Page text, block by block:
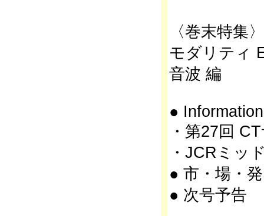
〈巻末特集〉
モダリティ
音波 編
● Information
・第27回
・JCRミッ
● 市・場・発
● 次号予告